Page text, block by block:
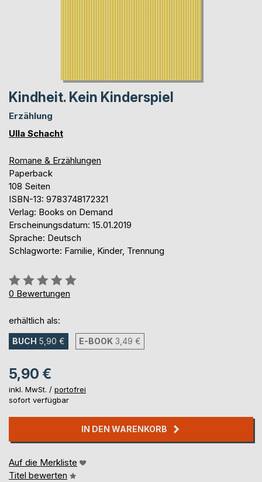
Kindheit. Kein Kinderspiel
Erzählung
Ulla Schacht
Romane & Erzählungen
Paperback
108 Seiten
ISBN-13: 9783748172321
Verlag: Books on Demand
Erscheinungsdatum: 15.01.2019
Sprache: Deutsch
Schlagworte: Familie, Kinder, Trennung
Bewertung::
0%
0 Bewertungen
erhältlich als:
BUCH 5,90 € E-BOOK 3,49 €
5,90 €
inkl. MwSt. / portofrei
sofort verfügbar
IN DEN WARENKORB
Auf die Merkliste
Titel bewerten